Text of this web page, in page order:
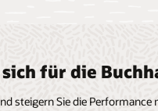
für die
steigern Sie die